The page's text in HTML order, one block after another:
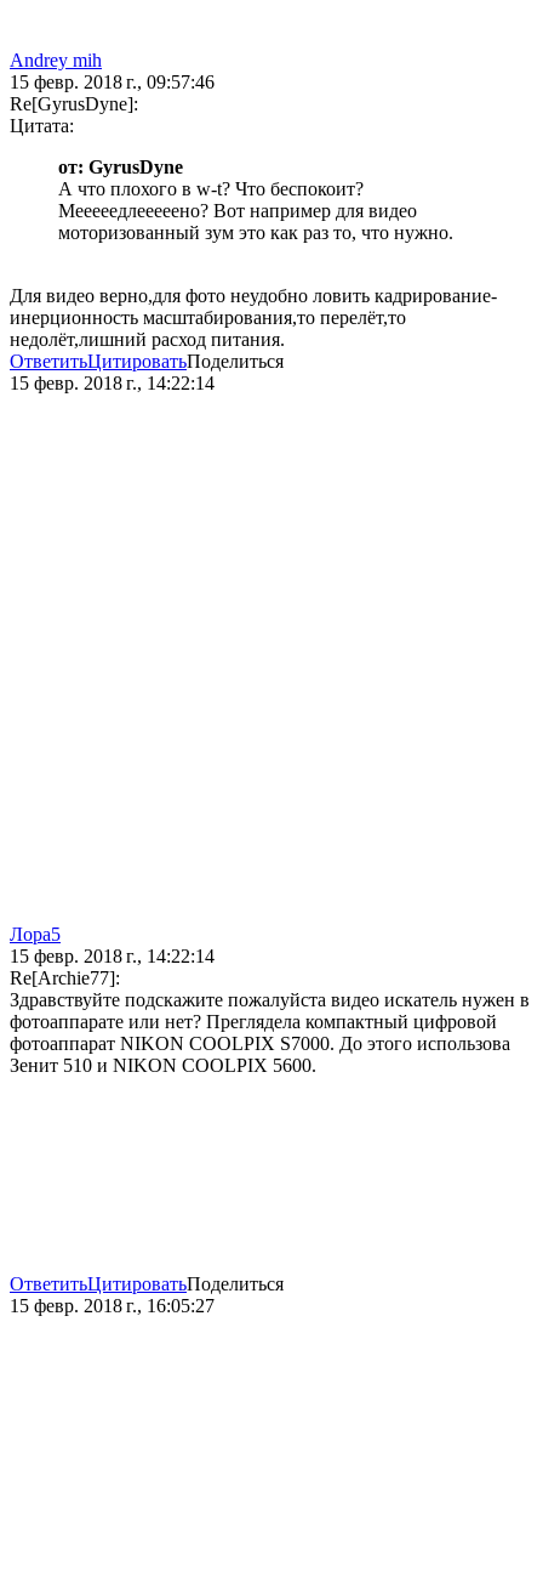
Andrey mih
15 февр. 2018 г., 09:57:46
Re[GyrusDyne]:
Цитата:
от: GyrusDyne
А что плохого в w-t? Что беспокоит?
Мееееедлееееено? Вот например для видео
моторизованный зум это как раз то, что нужно.
Для видео верно,для фото неудобно ловить кадрирование-
инерционность масштабирования,то перелёт,то
недолёт,лишний расход питания.
ОтветитьЦитироватьПоделиться
15 февр. 2018 г., 14:22:14
Лора5
15 февр. 2018 г., 14:22:14
Re[Archie77]:
Здравствуйте подскажите пожалуйста видео искатель нужен в
фотоаппарате или нет? Преглядела компактный цифровой
фотоаппарат NIKON COOLPIX S7000. До этого использова
Зенит 510 и NIKON COOLPIX 5600.
ОтветитьЦитироватьПоделиться
15 февр. 2018 г., 16:05:27